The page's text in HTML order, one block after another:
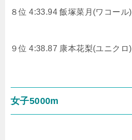
８位 4:33.94 飯塚菜月(ワコール)
９位 4:38.87 康本花梨(ユニクロ)
女子5000m